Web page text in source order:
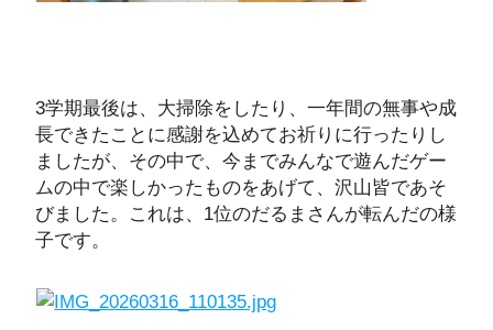
3学期最後は、大掃除をしたり、一年間の無事や成
長できたことに感謝を込めてお祈りに行ったりし
ましたが、その中で、今までみんなで遊んだゲー
ムの中で楽しかったものをあげて、沢山皆であそ
びました。これは、1位のだるまさんが転んだの様
子です。